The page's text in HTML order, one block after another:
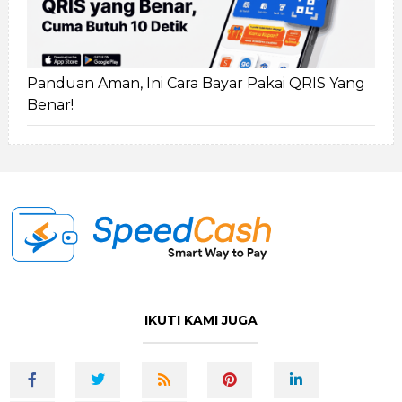
Panduan Aman, Ini Cara Bayar Pakai QRIS Yang
Benar!
IKUTI KAMI JUGA